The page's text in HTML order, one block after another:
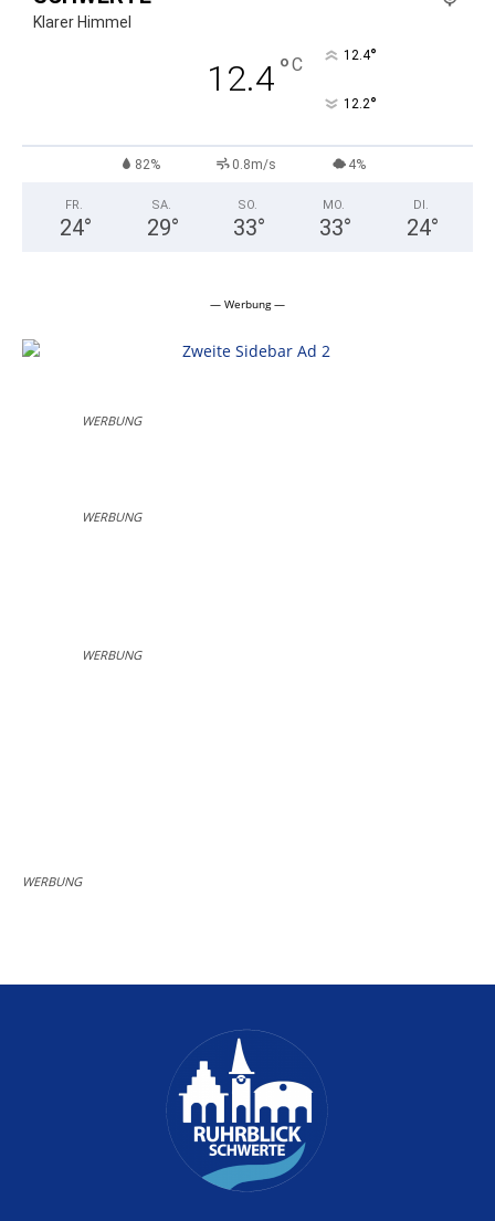
Klarer Himmel
12.4°C 12.4°
12.2°
82% 0.8m/s 4%
FR.
24°
SA.
29°
SO.
33°
MO.
33°
DI.
24°
— Werbung —
WERBUNG
WERBUNG
WERBUNG
WERBUNG